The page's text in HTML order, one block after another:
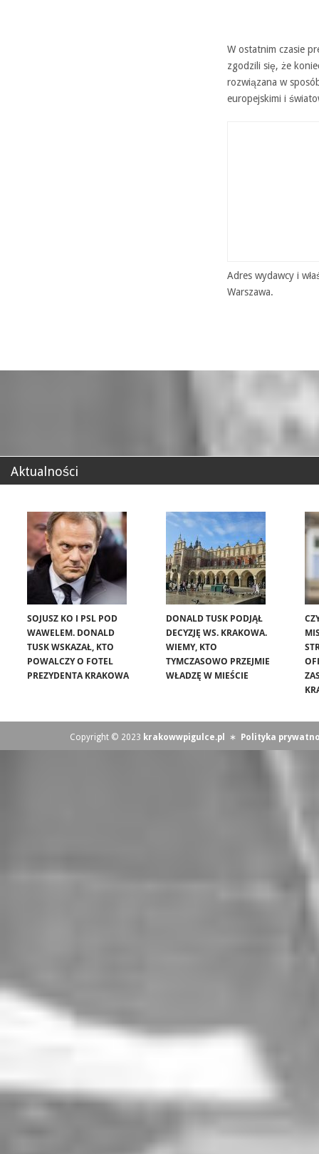
W ostatnim czasie
zgodzili się, że
rozwiązana w
europejskimi i
Adres wydawcy i
Warszawa.
Aktualności
SOJUSZ KO I PSL POD
WAWELEM. DONALD
TUSK WSKAZAŁ, KTO
POWALCZY O FOTEL
PREZYDENTA KRAKOWA
DONALD TUSK PODJĄŁ
DECYZJĘ WS. KRAKOWA.
WIEMY, KTO
TYMCZASOWO PRZEJMIE
WŁADZĘ W MIEŚCIE
Copyright © 2023 krakowwpigulce.pl ∗ Polityka